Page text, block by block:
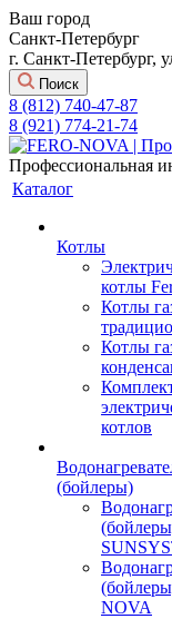
Ваш город
Санкт-Петербург
г. Санкт-Петербург,
Поиск
8 (812) 740-47-87
8 (921) 774-21-74
Профессиональная
Каталог
Котлы
котлы
Котлы
Котлы
котлов
(бойлеры)
NOVA